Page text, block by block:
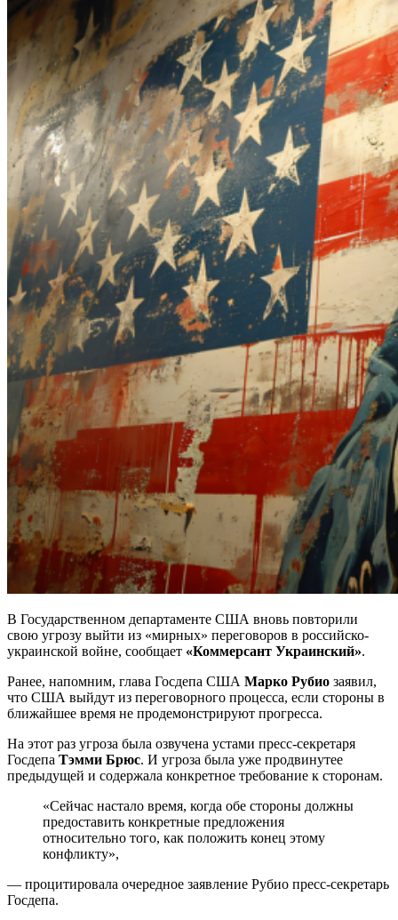
В Государственном департаменте США вновь повторили
свою угрозу выйти из «мирных» переговоров в российско-
украинской войне, сообщает «Коммерсант Украинский».
Ранее, напомним, глава Госдепа США Марко Рубио заявил,
что США выйдут из переговорного процесса, если стороны в
ближайшее время не продемонстрируют прогресса.
На этот раз угроза была озвучена устами пресс-секретаря
Госдепа Тэмми Брюс. И угроза была уже продвинутее
предыдущей и содержала конкретное требование к сторонам.
«Сейчас настало время, когда обе стороны должны
предоставить конкретные предложения
относительно того, как положить конец этому
конфликту»,
— процитировала очередное заявление Рубио пресс-секретарь
Госдепа.